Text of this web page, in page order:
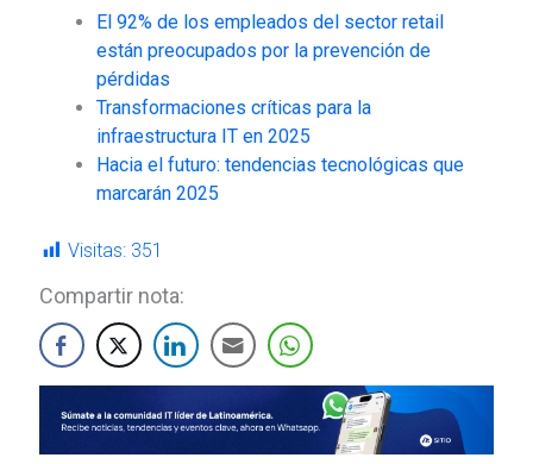
El 92% de los empleados del sector retail
están preocupados por la prevención de
pérdidas
Transformaciones críticas para la
infraestructura IT en 2025
Hacia el futuro: tendencias tecnológicas que
marcarán 2025
Visitas: 351
Compartir nota: